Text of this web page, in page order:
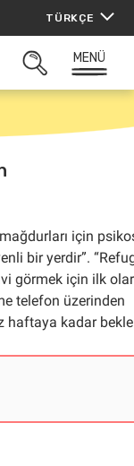
TÜRKÇE
ARAMAYI
MENÜ
için
bir yerdir”.
görmek için ilk
telefon üzerinden
haftaya kadar